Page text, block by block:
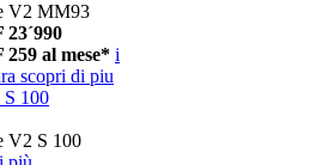
V2 MM93
259 al mese* i
scopri di piu
100
V2 S 100